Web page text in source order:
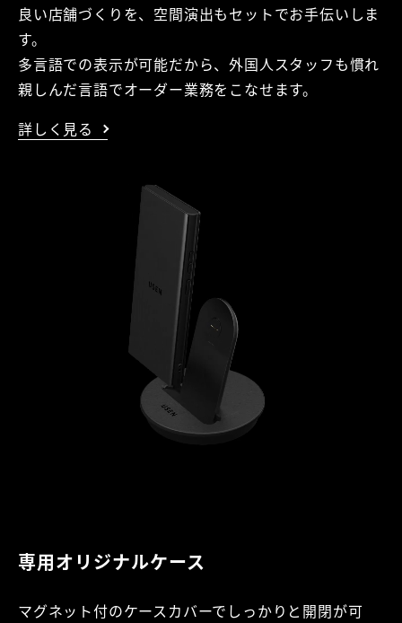
良い店舗づくりを、空間演出もセットでお手伝いしま
す。
多言語での表示が可能だから、外国人スタッフも慣れ
親しんだ言語でオーダー業務をこなせます。
詳しく見る
専用オリジナルケース
マグネット付のケースカバーでしっかりと開閉が可